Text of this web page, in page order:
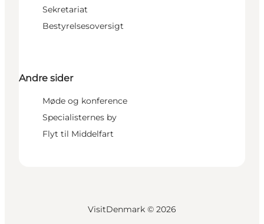
Sekretariat
Bestyrelsesoversigt
Andre sider
Møde og konference
Specialisternes by
Flyt til Middelfart
VisitDenmark © 2026